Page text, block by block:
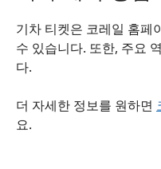
기차 티켓은 코레일 홈페
수 있습니다. 또한, 주요
다.
더 자세한 정보를 원하면
요.